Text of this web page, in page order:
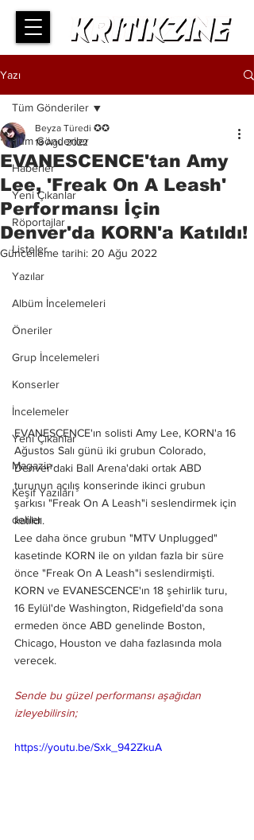
Yazı
Tüm Gönderiler
Haberler
Yeni Çıkanlar
Röportajlar
Listeler
Yazılar
Albüm İncelemeleri
Öneriler
Grup İncelemeleri
Konserler
İncelemeler
Yeni Çıkanlar
Magazin
Keşif Yazıları
deliler
Tüm Gönderiler
EVANESCENCE'tan Amy
Lee, 'Freak On A Leash'
Performansı İçin
Denver'da KORN'a Katıldı!
Beyza Türedi ✪✪
18 Ağu 2022
Güncelleme tarihi: 20 Ağu 2022
EVANESCENCE'ın solisti Amy Lee, KORN'a 16
Ağustos Salı günü iki grubun Colorado,
Denver'daki Ball Arena'daki ortak ABD
turunun açılış konserinde ikinci grubun
şarkısı "Freak On A Leash"i seslendirmek için
katıldı.
Lee daha önce grubun "MTV Unplugged"
kasetinde KORN ile on yıldan fazla bir süre
önce "Freak On A Leash"i seslendirmişti.
KORN ve EVANESCENCE'ın 18 şehirlik turu,
16 Eylül'de Washington, Ridgefield'da sona
ermeden önce ABD genelinde Boston,
Chicago, Houston ve daha fazlasında mola
verecek.
Sende bu güzel performansı aşağıdan
izleyebilirsin;
https://youtu.be/Sxk_942ZkuA